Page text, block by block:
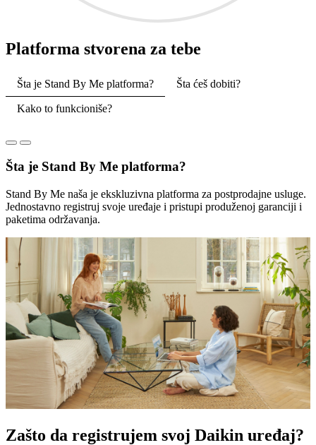
Platforma stvorena za tebe
Šta je Stand By Me platforma? Šta ćeš dobiti?
Kako to funkcioniše?
Šta je Stand By Me platforma?
Stand By Me naša je ekskluzivna platforma za postprodajne usluge.
Jednostavno registruj svoje uređaje i pristupi produženoj garanciji i
paketima održavanja.
Zašto da registrujem svoj Daikin uređaj?